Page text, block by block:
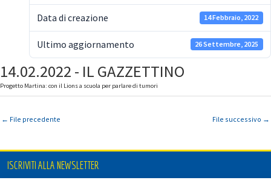
Data di creazione 14 Febbraio, 2022
Ultimo aggiornamento 26 Settembre, 2025
14.02.2022 - IL GAZZETTINO
Progetto Martina: con il Lions a scuola per parlare di tumori
← File precedente File successivo →
ISCRIVITI ALLA NEWSLETTER